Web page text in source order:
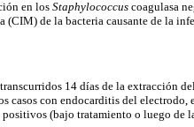
en los Staphylococcus coagulasa
de la bacteria causante de la
14 días de la extracción
casos con endocarditis del electrodo,
(bajo tratamiento o luego de